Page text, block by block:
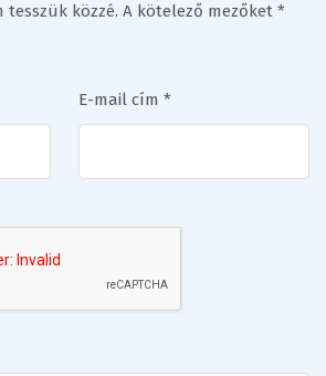
tesszük közzé. A kötelező mezőket *
E-mail cím *